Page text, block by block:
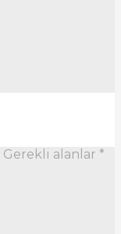
Gerekli alanlar *